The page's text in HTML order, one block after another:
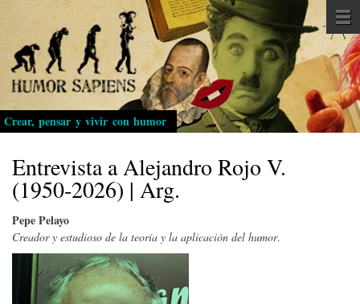
Pasar
al
contenido
principal
Crear, pensar y vivir con humor
Entrevista a Alejandro Rojo V.
(1950-2026) | Arg.
Pepe Pelayo
Creador y estudioso de la teoría y la aplicación del humor.